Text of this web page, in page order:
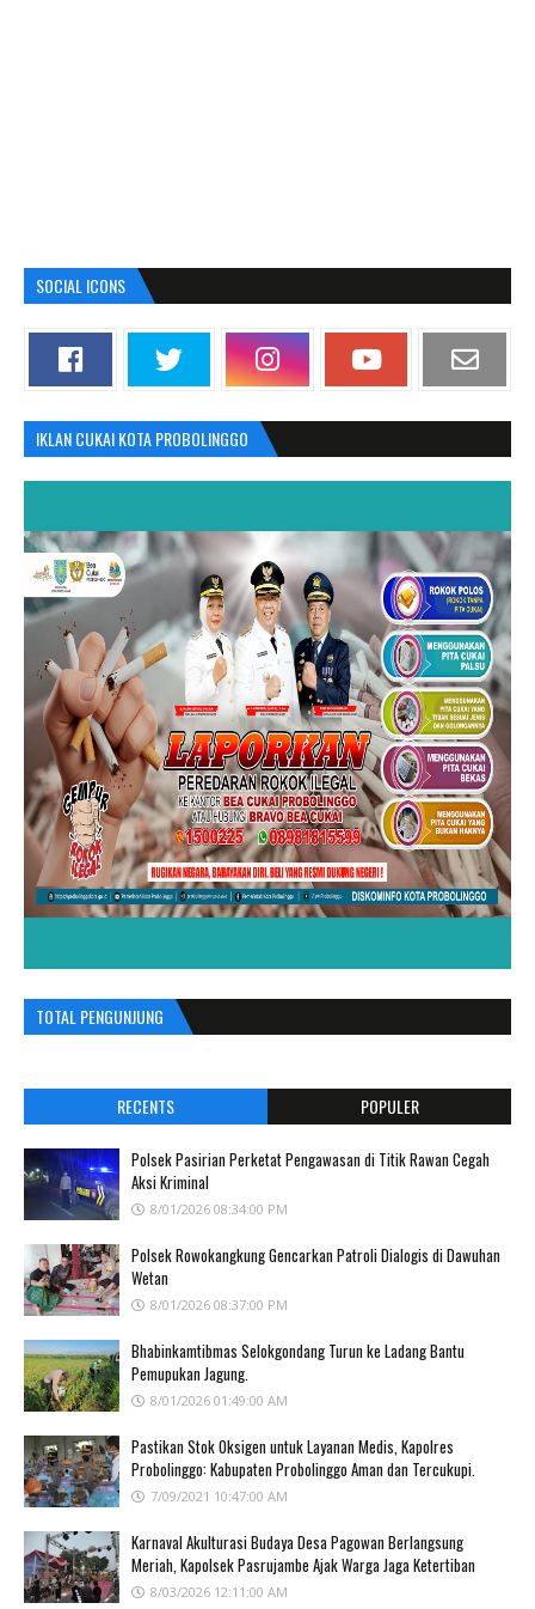
SOCIAL ICONS
IKLAN CUKAI KOTA PROBOLINGGO
TOTAL PENGUNJUNG
RECENTS POPULER
Polsek Pasirian Perketat Pengawasan di Titik Rawan Cegah
Aksi Kriminal
8/01/2026 08:34:00 PM
Polsek Rowokangkung Gencarkan Patroli Dialogis di Dawuhan
Wetan
8/01/2026 08:37:00 PM
Bhabinkamtibmas Selokgondang Turun ke Ladang Bantu
Pemupukan Jagung.
8/01/2026 01:49:00 AM
Pastikan Stok Oksigen untuk Layanan Medis, Kapolres
Probolinggo: Kabupaten Probolinggo Aman dan Tercukupi.
7/09/2021 10:47:00 AM
Karnaval Akulturasi Budaya Desa Pagowan Berlangsung
Meriah, Kapolsek Pasrujambe Ajak Warga Jaga Ketertiban
8/03/2026 12:11:00 AM